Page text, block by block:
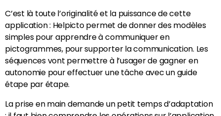
C’est là toute l’originalité et la puissance de cette
application : Helpicto permet de donner des modèles
simples pour apprendre à communiquer en
pictogrammes, pour supporter la communication. Les
séquences vont permettre à l’usager de gagner en
autonomie pour effectuer une tâche avec un guide
étape par étape.
La prise en main demande un petit temps d’adaptation